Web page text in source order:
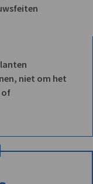
niet om het
of